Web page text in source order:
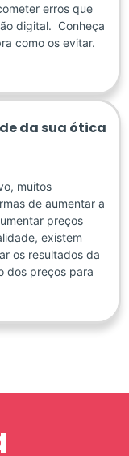
erros que
digital. Conheça
como os evitar.
da sua ótica
muitos
de aumentar a
preços
existem
os resultados da
dos preços para